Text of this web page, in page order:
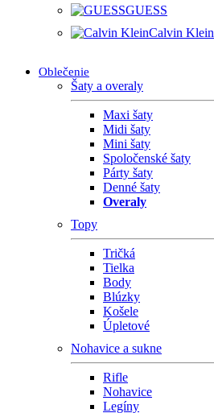
GUESS
Calvin Klein
Oblečenie
Šaty a overaly
Maxi šaty
Midi šaty
Mini šaty
Spoločenské šaty
Párty šaty
Denné šaty
Overaly
Topy
Tričká
Tielka
Body
Blúzky
Košele
Úpletové
Nohavice a sukne
Rifle
Nohavice
Legíny